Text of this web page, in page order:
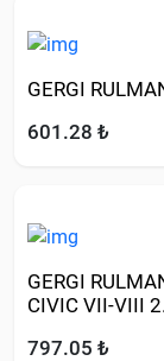
GERGI
601.28 ₺
GERGI
CIVIC VII-VIII
797.05 ₺